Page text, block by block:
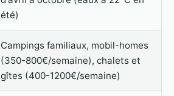
été)
Campings familiaux, mobil-homes
(350-800€/semaine), chalets et
gîtes (400-1200€/semaine)